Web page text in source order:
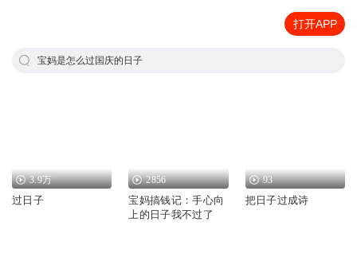
打开APP
宝妈是怎么过国庆的日子
3.9万
过日子
2856
宝妈搞钱记：手心向
上的日子我不过了
93
把日子过成诗